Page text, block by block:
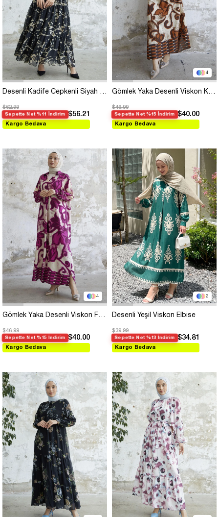
Desenli Kadife Cepkenli Siyah Şifon Elbise
$62.99
Sepette Net %11 İndirim $56.21
Kargo Bedava
4
Gömlek Yaka Desenli Viskon Kahve Elbise
$46.99
Sepette Net %15 İndirim $40.00
Kargo Bedava
4
Gömlek Yaka Desenli Viskon Fuşya Elbise
$46.99
Sepette Net %15 İndirim $40.00
Kargo Bedava
2
Desenli Yeşil Viskon Elbise
$39.99
Sepette Net %13 İndirim $34.81
Kargo Bedava